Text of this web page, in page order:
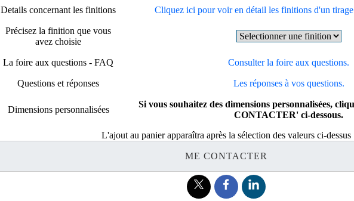
Details concernant les finitions Cliquez ici pour voir en détail les finitions d'un
Précisez la finition que vous
avez choisie
La foire aux questions - FAQ Consulter la foire aux questions.
Questions et réponses Les réponses à vos questions.
Dimensions personnalisées
Si vous souhaitez des dimensions personnalisées,
CONTACTER' ci-dessous.
L'ajout au panier apparaîtra après la sélection des valeurs ci-dessus
ME CONTACTER